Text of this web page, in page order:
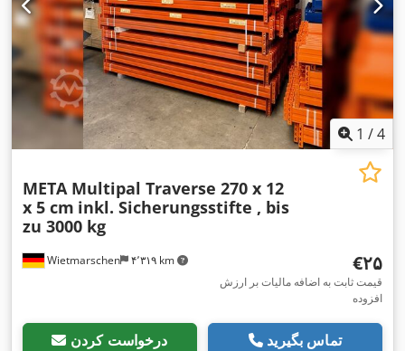
1 /4
Wietmarschen ۴٬۳۱۹ km
META Multipal Traverse 270 x 12
x 5 cm inkl. Sicherungsstifte , bis
zu 3000 kg
‎€۲۵
قیمت ثابت به اضافه مالیات بر ارزش
افزوده
درخواست کردن تماس بگیرید